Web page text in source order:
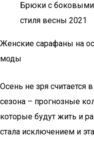
Брюки с боковыми
стиля весны 2021
Женские сарафаны на
моды
Осень не зря
сезона – прогнозные
которые будут жить и
стала исключением и